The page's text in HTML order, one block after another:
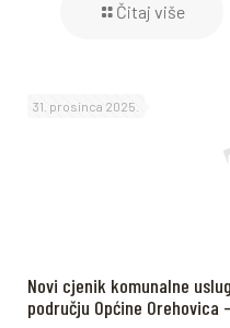
Čitaj više
31. prosinca 2025.
Novi cjenik komunalne
području Općine Orehovica